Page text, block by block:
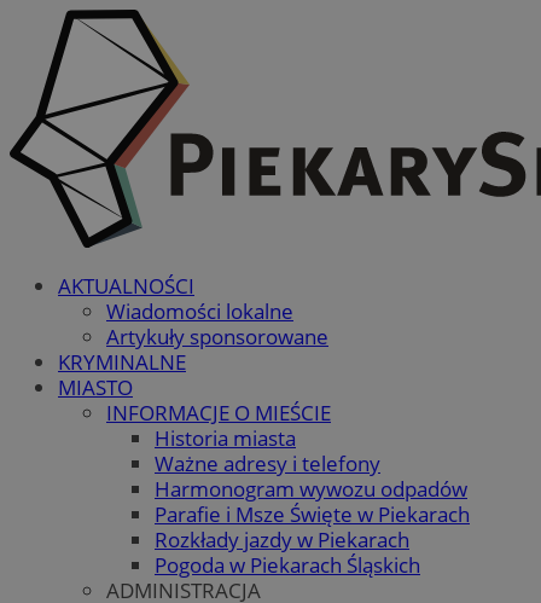
AKTUALNOŚCI
Wiadomości lokalne
Artykuły sponsorowane
KRYMINALNE
MIASTO
INFORMACJE O MIEŚCIE
Historia miasta
Ważne adresy i telefony
Harmonogram wywozu odpadów
Parafie i Msze Święte w Piekarach
Rozkłady jazdy w Piekarach
Pogoda w Piekarach Śląskich
ADMINISTRACJA